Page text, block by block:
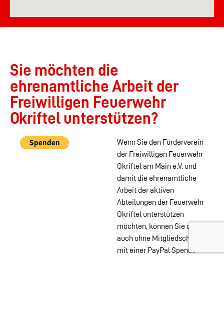
Sie möchten die
ehrenamtliche Arbeit der
Freiwilligen Feuerwehr
Okriftel unterstützen?
Wenn Sie den Förderverein
der Freiwilligen Feuerwehr
Okriftel am Main e.V. und
damit die ehrenamtliche
Arbeit der aktiven
Abteilungen der Feuerwehr
Okriftel unterstützen
möchten, können Sie das
auch ohne Mitgliedschaft
mit einer PayPal Spende